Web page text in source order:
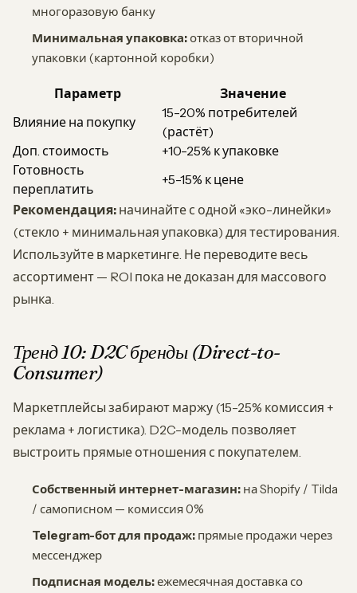
многоразовую банку
Минимальная упаковка:отказ от вторичной
упаковки (картонной коробки)
Параметр
Значение
Влияние на покупку
15-20% потребителей
(растёт)
Доп. стоимость
+10-25% к упаковке
Готовность
переплатить
+5-15% к цене
Рекомендация: начинайте с одной «эко-линейки»
(стекло + минимальная упаковка) для тестирования.
Используйте в маркетинге. Не переводите весь
ассортимент — ROI пока не доказан для массового
рынка.
Тренд 10: D2C бренды (Direct-to-
Consumer)
Маркетплейсы забирают маржу (15-25% комиссия +
реклама + логистика). D2C-модель позволяет
выстроить прямые отношения с покупателем.
Собственный интернет-магазин: на Shopify / Tilda
/ самописном — комиссия 0%
Telegram-бот для продаж: прямые продажи через
мессенджер
Подписная модель:ежемесячная доставка со